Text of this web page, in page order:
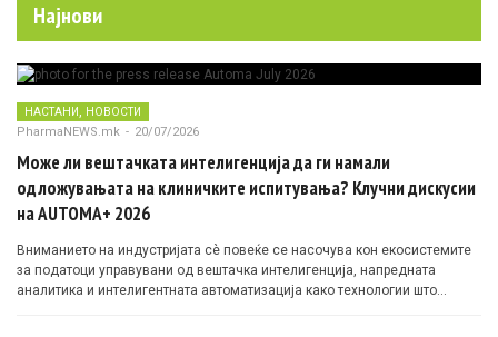
Најнови
НАСТАНИ, НОВОСТИ
PharmaNEWS.mk - 20/07/2026
Може ли вештачката интелигенција да ги намали
одложувањата на клиничките испитувања? Клучни дискусии
на AUTOMA+ 2026
Вниманието на индустријата сè повеќе се насочува кон екосистемите
за податоци управувани од вештачка интелигенција, напредната
аналитика и интелигентната автоматизација како технологии што